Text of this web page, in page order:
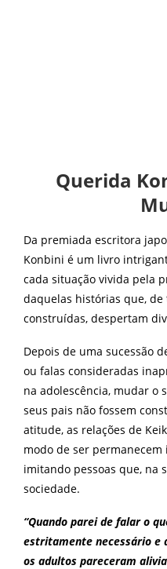
Querida
Da premiada escritora
Konbini é um livro
cada situação vivida pela
daquelas histórias que, de
construídas, despertam
Depois de uma sucessão
ou falas consideradas
na adolescência, mudar o
seus pais não fossem
atitude, as relações de
modo de ser
imitando pessoas que, na
sociedade.
“Quando parei de falar o
estritamente necessário e
os adultos pareceram